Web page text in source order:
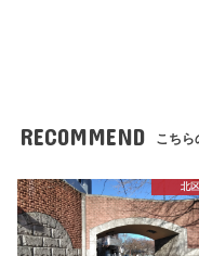
RECOMMEND こちら
北区